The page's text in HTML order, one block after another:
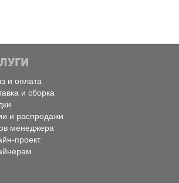
и оплата
и сборка
и распродажи
менеджера
проект